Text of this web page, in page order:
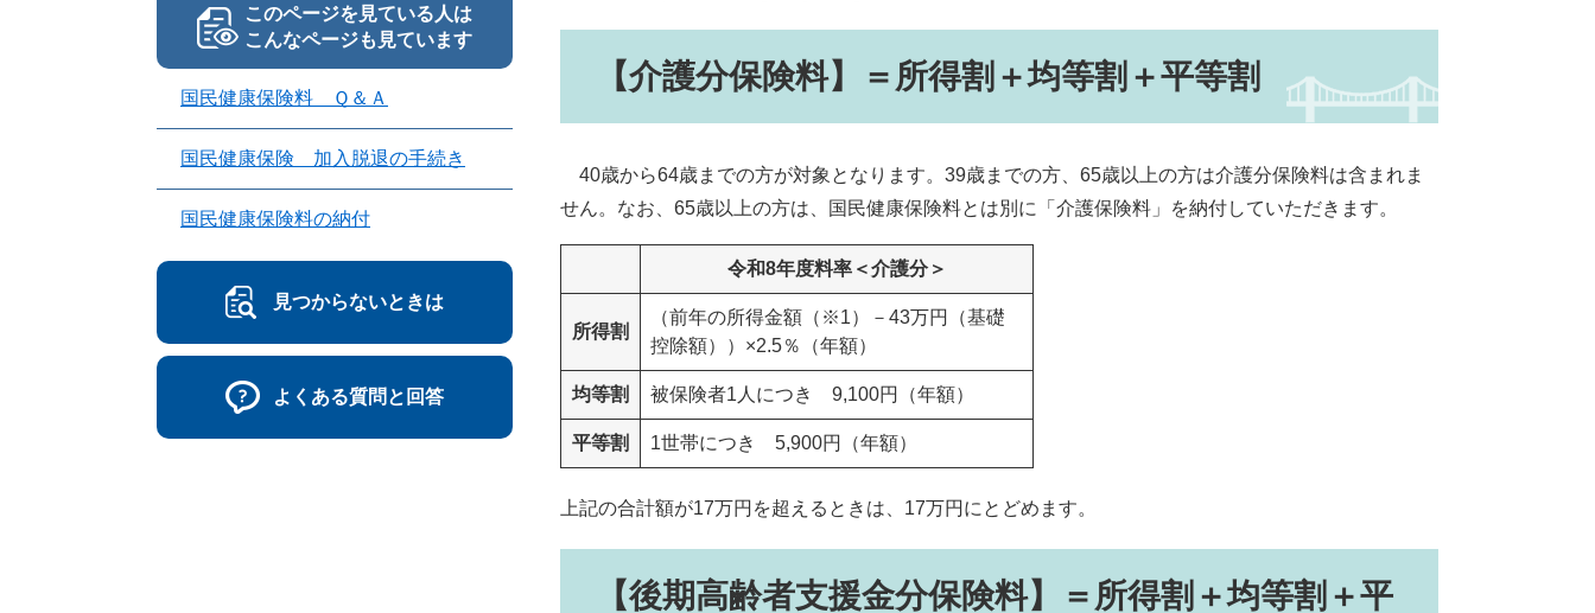
【介護分保険料】＝所得割＋均等割＋平等割
40歳から64歳までの方が対象となります。39歳までの方、65歳以上の方は介護分保険料は含まれま
せん。なお、65歳以上の方は、国民健康保険料とは別に「介護保険料」を納付していただきます。
令和8年度料率＜介護分＞
所得割
（前年の所得金額（※1）－43万円（基礎
控除額））×2.5％（年額）
均等割 被保険者1人につき 9,100円（年額）
平等割 1世帯につき 5,900円（年額）
上記の合計額が17万円を超えるときは、17万円にとどめます。
【後期高齢者支援金分保険料】＝所得割＋均等割＋平
このページを見ている人は
こんなページも見ています
国民健康保険料 Ｑ＆Ａ
国民健康保険 加入脱退の手続き
国民健康保険料の納付
見つからないときは
よくある質問と回答